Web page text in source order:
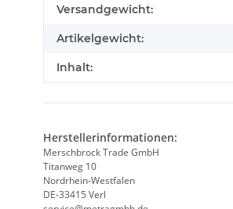
Produkteigenschaft
Wert
Versandgewicht:
Artikelgewicht:
Inhalt:
Herstellerinformationen:
Merschbrock Trade GmbH
Titanweg 10
Nordrhein-Westfalen
DE-33415 Verl